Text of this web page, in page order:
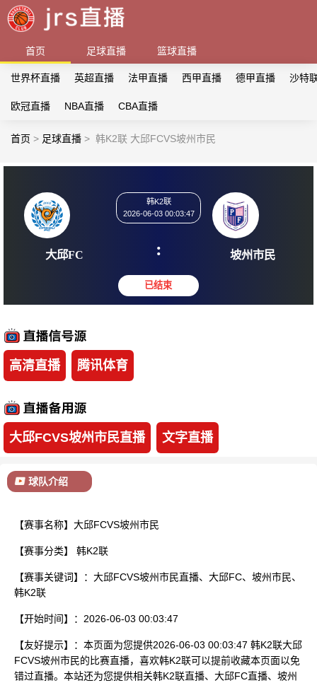
首页 足球直播 篮球直播
世界杯直播 英超直播 法甲直播 西甲直播 德甲直播 沙特
欧冠直播 NBA直播 CBA直播
首页 > 足球直播 > 韩K2联 大邱FCVS坡州市民
2026-06-03 00:03:47
:
高清直播 腾讯体育
大邱FCVS坡州市民直播 文字直播
球队介绍
【赛事名称】大邱FCVS坡州市民
【赛事分类】 韩K2联
【赛事关键词】：大邱FCVS坡州市民直播、大邱FC、坡州市民、
韩K2联
【开始时间】：2026-06-03 00:03:47
【友好提示】：本页面为您提供2026-06-03 00:03:47 韩K2联大邱
FCVS坡州市民的比赛直播，喜欢韩K2联可以提前收藏本页面以免
错过直播。本站还为您提供相关韩K2联直播、大邱FC直播、坡州